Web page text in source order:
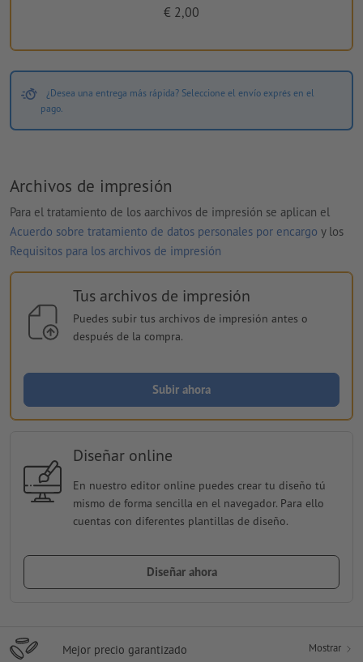
€ 2,00
¿Desea una entrega más rápida? Seleccione el envío exprés en el
pago.
Archivos de impresión
Para el tratamiento de los aarchivos de impresión se aplican el
Acuerdo sobre tratamiento de datos personales por encargo y los
Requisitos para los archivos de impresión
Tus archivos de impresión
Puedes subir tus archivos de impresión antes o
después de la compra.
Subir ahora
Diseñar online
En nuestro editor online puedes crear tu diseño tú
mismo de forma sencilla en el navegador. Para ello
cuentas con diferentes plantillas de diseño.
Diseñar ahora
Mejor precio garantizado Mostrar